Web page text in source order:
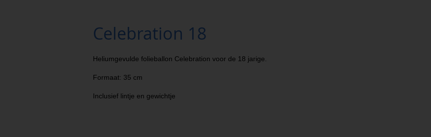
Celebration 18
Heliumgevulde folieballon Celebration voor de 18 jarige.
Formaat: 35 cm
Inclusief lintje en gewichtje